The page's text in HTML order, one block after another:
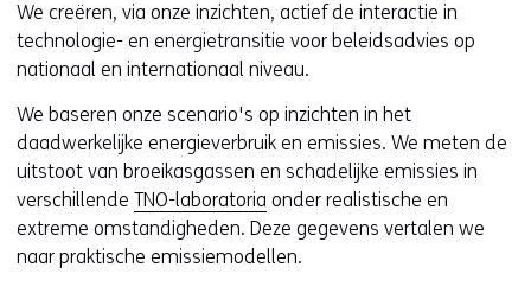
We creëren, via onze inzichten, actief de interactie in
technologie- en energietransitie voor beleidsadvies op
nationaal en internationaal niveau.
We baseren onze scenario's op inzichten in het
daadwerkelijke energieverbruik en emissies. We meten de
uitstoot van broeikasgassen en schadelijke emissies in
verschillende TNO-laboratoria onder realistische en
extreme omstandigheden. Deze gegevens vertalen we
naar praktische emissiemodellen.